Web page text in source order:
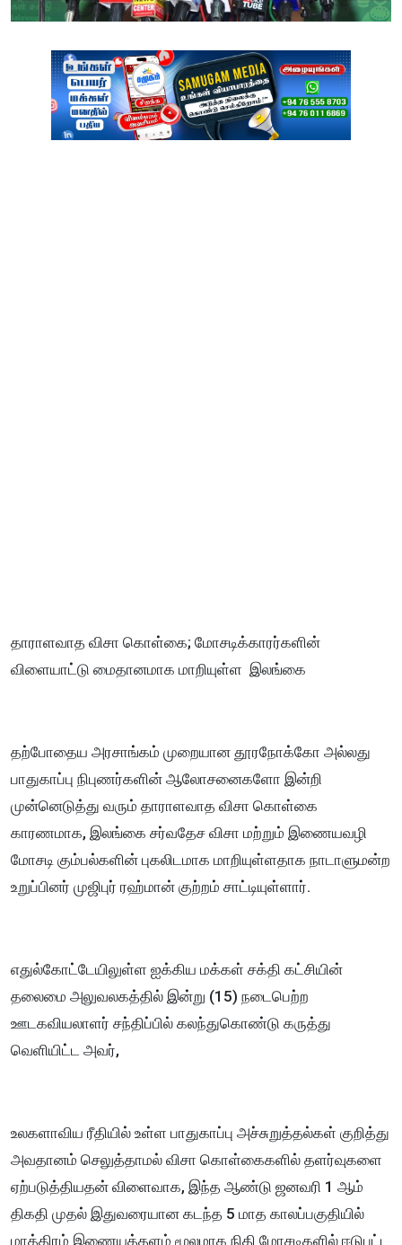
தாராளவாத விசா கொள்கை; மோசடிக்காரர்களின்
விளையாட்டு மைதானமாக மாறியுள்ள இலங்கை
தற்போதைய அரசாங்கம் முறையான தூரநோக்கோ அல்லது
பாதுகாப்பு நிபுணர்களின் ஆலோசனைகளோ இன்றி
முன்னெடுத்து வரும் தாராளவாத விசா கொள்கை
காரணமாக, இலங்கை சர்வதேச விசா மற்றும் இணையவழி
மோசடி கும்பல்களின் புகலிடமாக மாறியுள்ளதாக நாடாளுமன்ற
உறுப்பினர் முஜிபுர் ரஹ்மான் குற்றம் சாட்டியுள்ளார்.
எதுல்கோட்டேயிலுள்ள ஐக்கிய மக்கள் சக்தி கட்சியின்
தலைமை அலுவலகத்தில் இன்று (15) நடைபெற்ற
ஊடகவியலாளர் சந்திப்பில் கலந்துகொண்டு கருத்து
வெளியிட்ட அவர்,
உலகளாவிய ரீதியில் உள்ள பாதுகாப்பு அச்சுறுத்தல்கள் குறித்து
அவதானம் செலுத்தாமல் விசா கொள்கைகளில் தளர்வுகளை
ஏற்படுத்தியதன் விளைவாக, இந்த ஆண்டு ஜனவரி 1 ஆம்
திகதி முதல் இதுவரையான கடந்த 5 மாத காலப்பகுதியில்
மாத்திரம் இணையத்தளம் மூலமாக நிதி மோசடிகளில் ஈடுபட்ட